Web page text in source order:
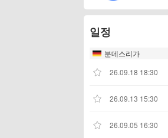
일정
분데스리가
26.09.18 18:30
26.09.13 15:30
26.09.05 16:30